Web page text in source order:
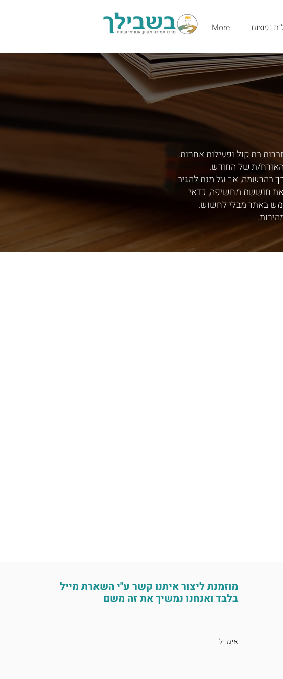
נפוצות More
בת קול ופעילות אחרות.
ת של החודש.
בהרשמה, אך על מנת להגיב
את חוששת מחשיפה, כדאי
באתר מבלי לחשוש.
מוזמנת ליצור איתנו קשר ע"י השארת מייל
בלבד ואנחנו נמשיך את זה משם